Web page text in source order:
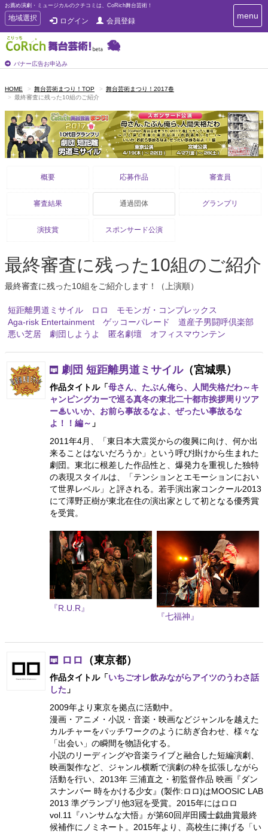
お薦め演劇・ミュージカルのクチコミは、CoRich舞台芸術！
T
o
g
g
e
a
v
i
g
a
t
o
地域選択 ログイン 会員登録
バナー広告お申込み
T
o
v
i
g
a
t
menu
HOME 舞台芸術まつり！TOP
舞台芸術まつり！2017春
最終審査に残った10組のご紹介
概要 応募作品 審査員
審査結果 通過団体 グランプリ
演技賞 スポンサード公演
最終審査に残った10組のご紹介
最終審査に残った10組をご紹介します！（上演順）
短距離男道ミサイル ロロ
モモンガ・コンプレックス
Aga-risk Entertainment
ゲッコーパレード
道産子男闘呼倶楽部
悪い芝居
劇団しようよ 匿名劇壇 オフィスマウンテン
劇団 短距離男道ミサイル（宮城県）
作品タイトル「母さん、たぶん俺ら、人間失格だわ～キ
ャンピングカーで巡る真冬の東北二十都市挨拶周りツア
ー♨いいか、お前ら事故るなよ、ぜったい事故るな
よ！！編～ 」
2011年4月、「東日本大震災からの復興に向け、何か出
来ることはないだろうか」という呼び掛けから生まれた
劇団。東北に根差した作品性と、爆発力を重視した独特
の表現スタイルは、「テンションとエモーションにおい
て世界レベル」と評される。若手演出家コンクール2013
にて澤野正樹が東北在住の演出家として初となる優秀賞
を受賞。
『R.U.R』
『七福神』
ロロ （東京都）
作品タイトル「いちごオレ飲みながらアイツのうわさ話
した 」
2009年より東京を拠点に活動中。
漫画・アニメ・小説・音楽・映画などジャンルを越えた
カルチャーをパッチワークのように紡ぎ合わせ、様々な
「出会い」の瞬間を物語化する。
小説のリーディングや音楽ライブと融合した短編演劇、
映画製作など、ジャンル横断で演劇の枠を拡張しながら
活動を行い、2013年 三浦直之・初監督作品 映画『ダン
スナンバー 時をかける少女』(製作:ロロ)はMOOSIC LAB
2013 準グランプリ他3冠を受賞。2015年にはロロ
vol.11『ハンサムな大悟』が第60回岸田國士戯曲賞最終
候補作にノミネート。2015年より、高校生に捧げる「い